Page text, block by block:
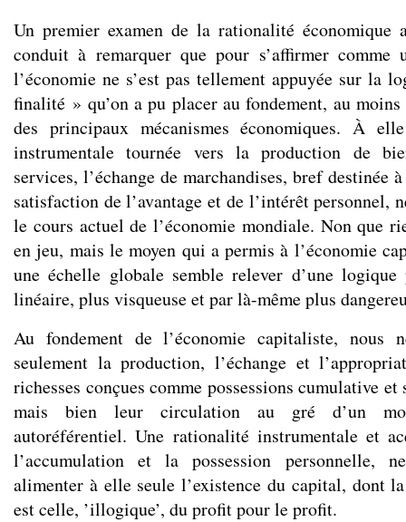
Un premier examen de la rationalité économique
conduit à remarquer que pour s’affirmer comme
l’économie ne s’est pas tellement appuyée sur la
finalité » qu’on a pu placer au fondement, au moins
des principaux mécanismes économiques. À
instrumentale tournée vers la production de
services, l’échange de marchandises, bref destinée
satisfaction de l’avantage et de l’intérêt personnel,
le cours actuel de l’économie mondiale. Non que
en jeu, mais le moyen qui a permis à l’économie
une échelle globale semble relever d’une
linéaire, plus visqueuse et par là-même plus
Au fondement de l’économie capitaliste, nous
seulement la production, l’échange et
richesses conçues comme possessions cumulative
mais bien leur circulation au gré d’un
autoréférentiel. Une rationalité instrumentale et
l’accumulation et la possession personnelle,
alimenter à elle seule l’existence du capital, dont
est celle, ’illogique’, du profit pour le profit.